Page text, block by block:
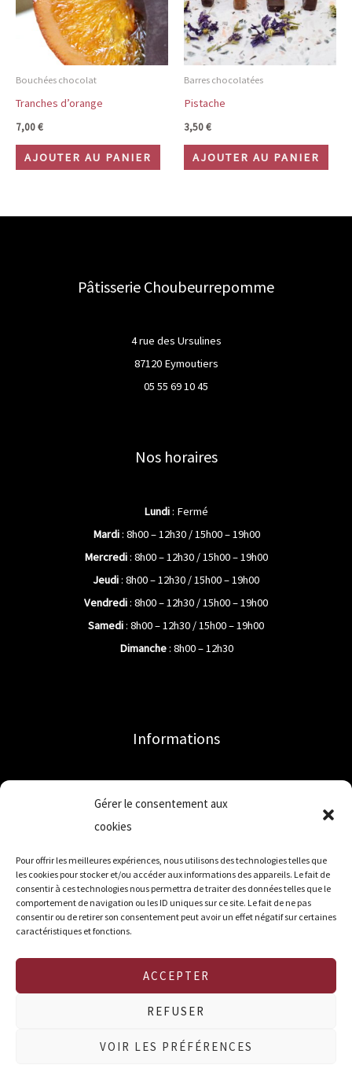
Gérer le consentement aux
cookies
Pour offrir les meilleures expériences, nous utilisons des technologies telles que
les cookies pour stocker et/ou accéder aux informations des appareils. Le fait de
consentir à ces technologies nous permettra de traiter des données telles que le
comportement de navigation ou les ID uniques sur ce site. Le fait de ne pas
consentir ou de retirer son consentement peut avoir un effet négatif sur certaines
caractéristiques et fonctions.
ACCEPTER
REFUSER
VOIR LES PRÉFÉRENCES
Bouchées chocolat
Tranches d’orange
7,00€
AJOUTER AU PANIER
Barres chocolatées
Pistache
3,50€
AJOUTER AU PANIER
Pâtisserie Choubeurrepomme
4 rue des Ursulines
87120 Eymoutiers
05 55 69 10 45
Nos horaires
Lundi: Fermé
Mardi: 8h00 – 12h30 / 15h00 – 19h00
Mercredi: 8h00 – 12h30 / 15h00 – 19h00
Jeudi: 8h00 – 12h30 / 15h00 – 19h00
Vendredi: 8h00 – 12h30 / 15h00 – 19h00
Samedi: 8h00 – 12h30 / 15h00 – 19h00
Dimanche: 8h00 – 12h30
Informations
Contact
Mentions légales
CGV
Copyright © 2026 Choubeurrepomme